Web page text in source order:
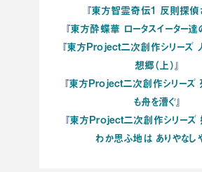
『東方智霊奇伝1 反則探偵
『東方酔蝶華 ロータスイーター
『東方Project二次創作シリーズ
想郷（上） 』
『東方Project二次創作シリーズ
も舟を漕ぐ』
『東方Project二次創作シリーズ
わか思ふ地は ありやなし